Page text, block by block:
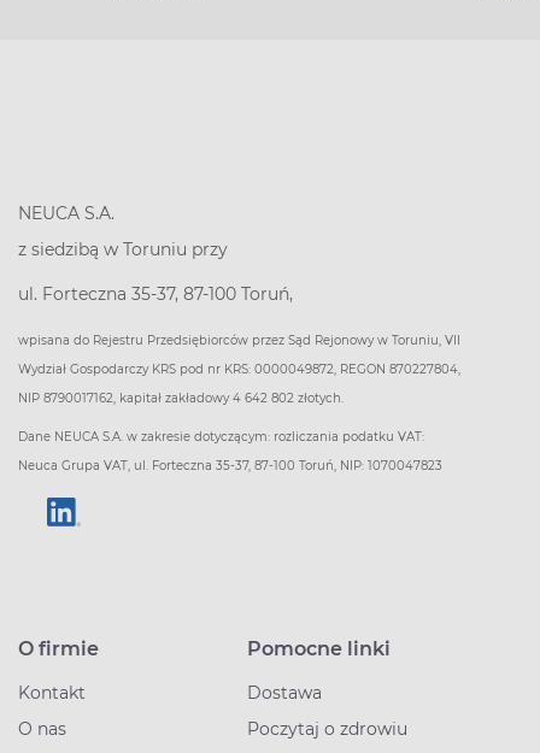
NEUCA S.A.
z siedzibą w Toruniu przy
ul. Forteczna 35-37, 87-100 Toruń,
wpisana do Rejestru Przedsiębiorców przez Sąd Rejonowy w Toruniu, VII
Wydział Gospodarczy KRS pod nr KRS: 0000049872, REGON 870227804,
NIP 8790017162, kapitał zakładowy 4 642 802 złotych.
Dane NEUCA S.A. w zakresie dotyczącym: rozliczania podatku VAT:
Neuca Grupa VAT, ul. Forteczna 35-37, 87-100 Toruń, NIP: 1070047823
O firmie
Kontakt
O nas
Pomocne linki
Dostawa
Poczytaj o zdrowiu